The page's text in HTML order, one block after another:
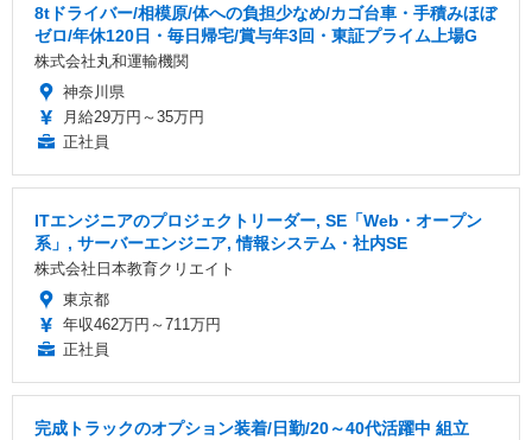
8tドライバー/相模原/体への負担少なめ/カゴ台車・手積みほぼ
ゼロ/年休120日・毎日帰宅/賞与年3回・東証プライム上場G
株式会社丸和運輸機関
神奈川県
月給29万円～35万円
正社員
ITエンジニアのプロジェクトリーダー, SE「Web・オープン
系」, サーバーエンジニア, 情報システム・社内SE
株式会社日本教育クリエイト
東京都
年収462万円～711万円
正社員
完成トラックのオプション装着/日勤/20～40代活躍中 組立